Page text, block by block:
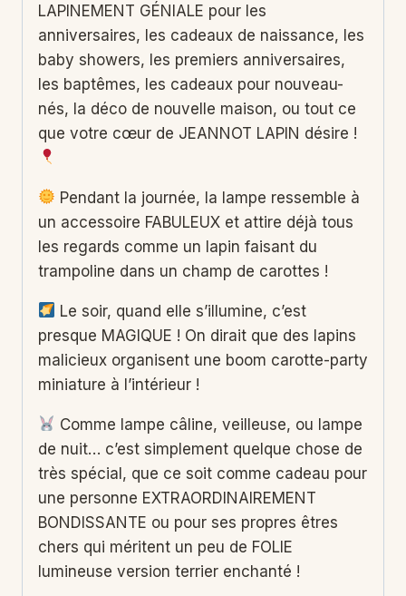
LAPINEMENT GÉNIALE pour les
anniversaires, les cadeaux de naissance, les
baby showers, les premiers anniversaires,
les baptêmes, les cadeaux pour nouveau-
nés, la déco de nouvelle maison, ou tout ce
que votre cœur de JEANNOT LAPIN désire !
Pendant la journée, la lampe ressemble à
un accessoire FABULEUX et attire déjà tous
les regards comme un lapin faisant du
trampoline dans un champ de carottes !
Le soir, quand elle s’illumine, c’est
presque MAGIQUE ! On dirait que des lapins
malicieux organisent une boom carotte-party
miniature à l’intérieur !
Comme lampe câline, veilleuse, ou lampe
de nuit… c’est simplement quelque chose de
très spécial, que ce soit comme cadeau pour
une personne EXTRAORDINAIREMENT
BONDISSANTE ou pour ses propres êtres
chers qui méritent un peu de FOLIE
lumineuse version terrier enchanté !